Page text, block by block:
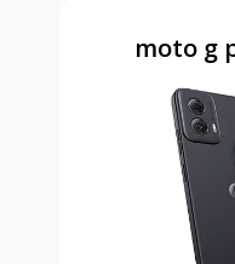
moto g